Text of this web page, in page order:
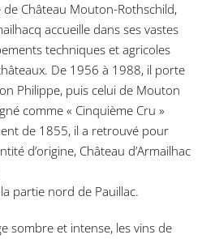
Château Mouton-Rothschild,
accueille dans ses vastes
techniques et agricoles
De 1956 à 1988, il porte
Philippe, puis celui de Mouton
comme « Cinquième Cru »
de 1855, il a retrouvé pour
d’origine, Château d’Armailhac
partie nord de Pauillac.
sombre et intense, les vins de